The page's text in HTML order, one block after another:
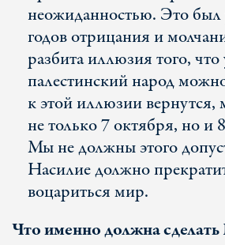
неожиданностью. Это был
годов отрицания и
разбита иллюзия того, что
палестинский народ
к этой иллюзии
не только 7 октября, но и
Мы не должны этого
Насилие должно
воцариться мир.
Что именно должна сделать